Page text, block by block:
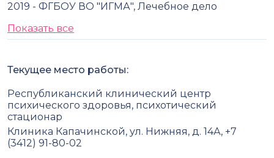
2019 - ФГБОУ ВО "ИГМА", Лечебное дело
Показать все
Текущее место работы:
Республиканский клинический центр
психического здоровья, психотический
стационар
Клиника Капачинской, ул. Нижняя, д. 14А, +7
(3412) 91-80-02